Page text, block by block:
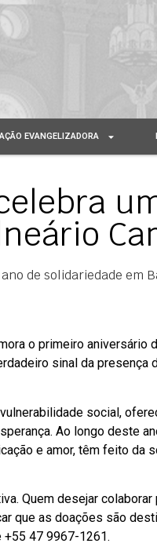
EVANGELIZADORA
de solidariedade em
o primeiro aniversário
sinal da
social,
Ao longo deste
e amor, têm feito da
Quem desejar
que as doações são
47 9967-1261.